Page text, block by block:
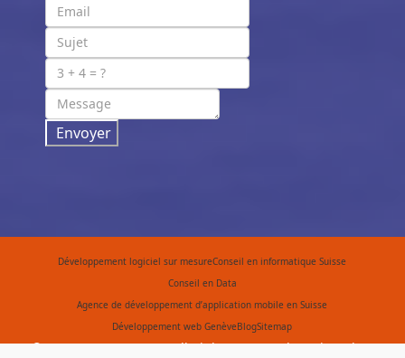
Envoyer
Développement logiciel sur mesureConseil en informatique Suisse
Conseil en Data
Agence de développement d’application mobile en Suisse
Développement web GenèveBlogSitemap
© 2015 Your Company. All Rights Reserved. Designed By